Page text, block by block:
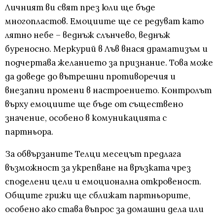
Личният ви свят през юли ще бъде
многопластов. Емоциите ще се редуват като
лятно небе – веднъж слънчево, веднъж
буреносно. Меркурий в Лъв внася драматизъм и
подчертава желанието за признание. Това може
да доведе до вътрешни противоречия и
внезапни промени в настроението. Контролът
върху емоциите ще бъде от съществено
значение, особено в комуникацията с
партньора.
За обвързаните Телци месецът предлага
възможност за укрепване на връзката чрез
споделени цели и емоционална откровеност.
Общите грижи ще сближат партньорите,
особено ако става въпрос за домашни дела или